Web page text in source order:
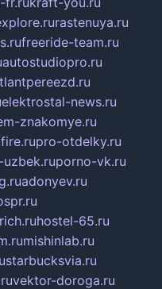
rastenuya.ru
freeride-team.ru
autostudiopro.ru
elektrostal-news.ru
znakomye.ru
pro-otdelky.ru
uzbek.ruporno-vk.ru
adonyev.ru
hostel-65.ru
mishinlab.ru
starbucksvia.ru
vektor-doroga.ru